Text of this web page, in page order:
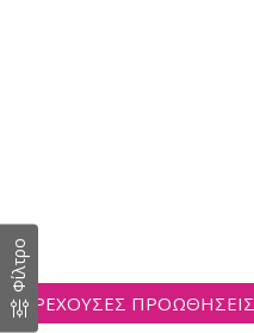
Φίλτρο
ΤΡΕΧΟΥΣΕΣ ΠΡΟΩΘΗΣΕΙΣ